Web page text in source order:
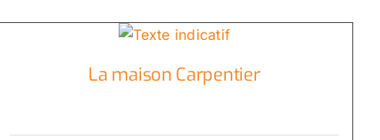
La maison Carpentier